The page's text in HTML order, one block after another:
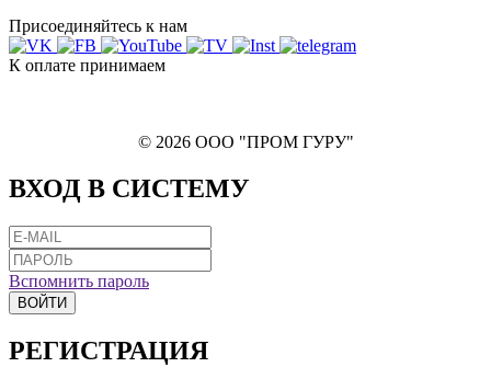
Присоединяйтесь к нам
К оплате принимаем
© 2026 ООО "ПРОМ ГУРУ"
ВХОД В СИСТЕМУ
Вспомнить пароль
ВОЙТИ
РЕГИСТРАЦИЯ